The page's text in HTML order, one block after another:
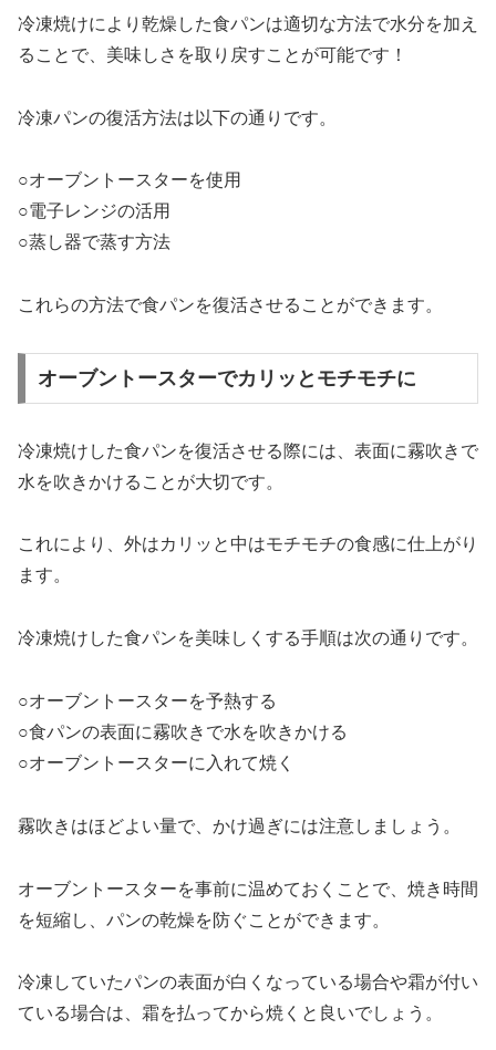
冷凍焼けにより乾燥した食パンは適切な方法で水分を加え
ることで、美味しさを取り戻すことが可能です！
冷凍パンの復活方法は以下の通りです。
○オーブントースターを使用
○電子レンジの活用
○蒸し器で蒸す方法
これらの方法で食パンを復活させることができます。
オーブントースターでカリッとモチモチに
冷凍焼けした食パンを復活させる際には、表面に霧吹きで
水を吹きかけることが大切です。
これにより、外はカリッと中はモチモチの食感に仕上がり
ます。
冷凍焼けした食パンを美味しくする手順は次の通りです。
○オーブントースターを予熱する
○食パンの表面に霧吹きで水を吹きかける
○オーブントースターに入れて焼く
霧吹きはほどよい量で、かけ過ぎには注意しましょう。
オーブントースターを事前に温めておくことで、焼き時間
を短縮し、パンの乾燥を防ぐことができます。
冷凍していたパンの表面が白くなっている場合や霜が付い
ている場合は、霜を払ってから焼くと良いでしょう。